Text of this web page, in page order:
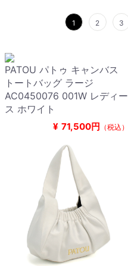
1 2 3
PATOU パトゥ キャンバス
トートバッグ ラージ
AC0450076 001W レディー
ス ホワイト
¥ 71,500円 （税込）